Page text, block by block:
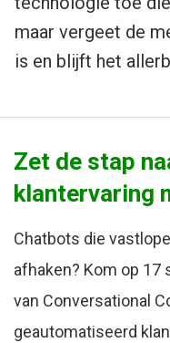
maar vergeet de
is en blijft het
Zet de stap
klantervaring
Chatbots die
afhaken? Kom op 17
van Conversational
geautomatiseerd